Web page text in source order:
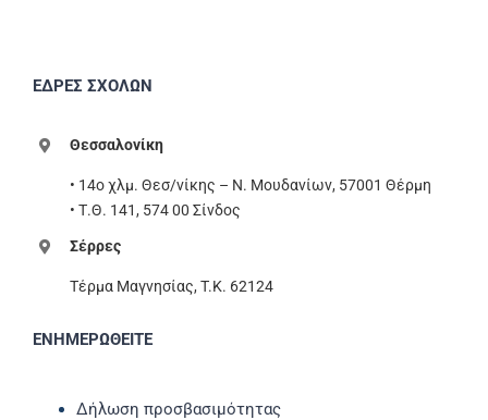
ΕΔΡΕΣ ΣΧΟΛΩΝ
Θεσσαλονίκη
• 14ο χλμ. Θεσ/νίκης – Ν. Μουδανίων, 57001 Θέρμη
• Τ.Θ. 141, 574 00 Σίνδος
Σέρρες
Τέρμα Μαγνησίας, T.K. 62124
ΕΝΗΜΕΡΩΘΕΙΤΕ
Δήλωση προσβασιμότητας